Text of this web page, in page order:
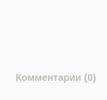
Комментарии (0)